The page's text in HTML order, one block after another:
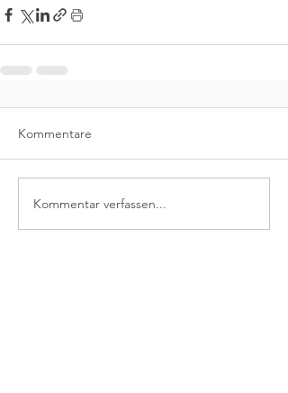
Kommentare
Kommentar verfassen...